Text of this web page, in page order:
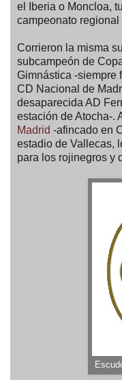
el Iberia o Moncloa,
campeonato regional
Corrieron la misma
subcampeón de
Gimnástica -siempre
CD Nacional de
desaparecida AD
estación de Atocha-.
Madrid -afincado en
estadio de Vallecas,
para los rojinegros y